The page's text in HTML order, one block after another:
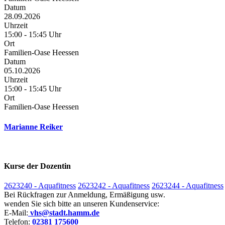
Datum
28.09.2026
Uhrzeit
15:00 - 15:45 Uhr
Ort
Familien-Oase Heessen
Datum
05.10.2026
Uhrzeit
15:00 - 15:45 Uhr
Ort
Familien-Oase Heessen
Marianne Reiker
Kurse der Dozentin
2623240 - Aquafitness 2623242 - Aquafitness 2623244 - Aquafitness
Bei Rückfragen zur Anmeldung, Ermäßigung usw.
wenden Sie sich bitte an unseren Kundenservice:
E-Mail: vhs@stadt.hamm.de
Telefon: 02381 175600